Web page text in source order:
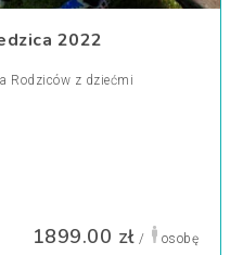
2022
Rodziców z dziećmi
1899.00 zł / osobę